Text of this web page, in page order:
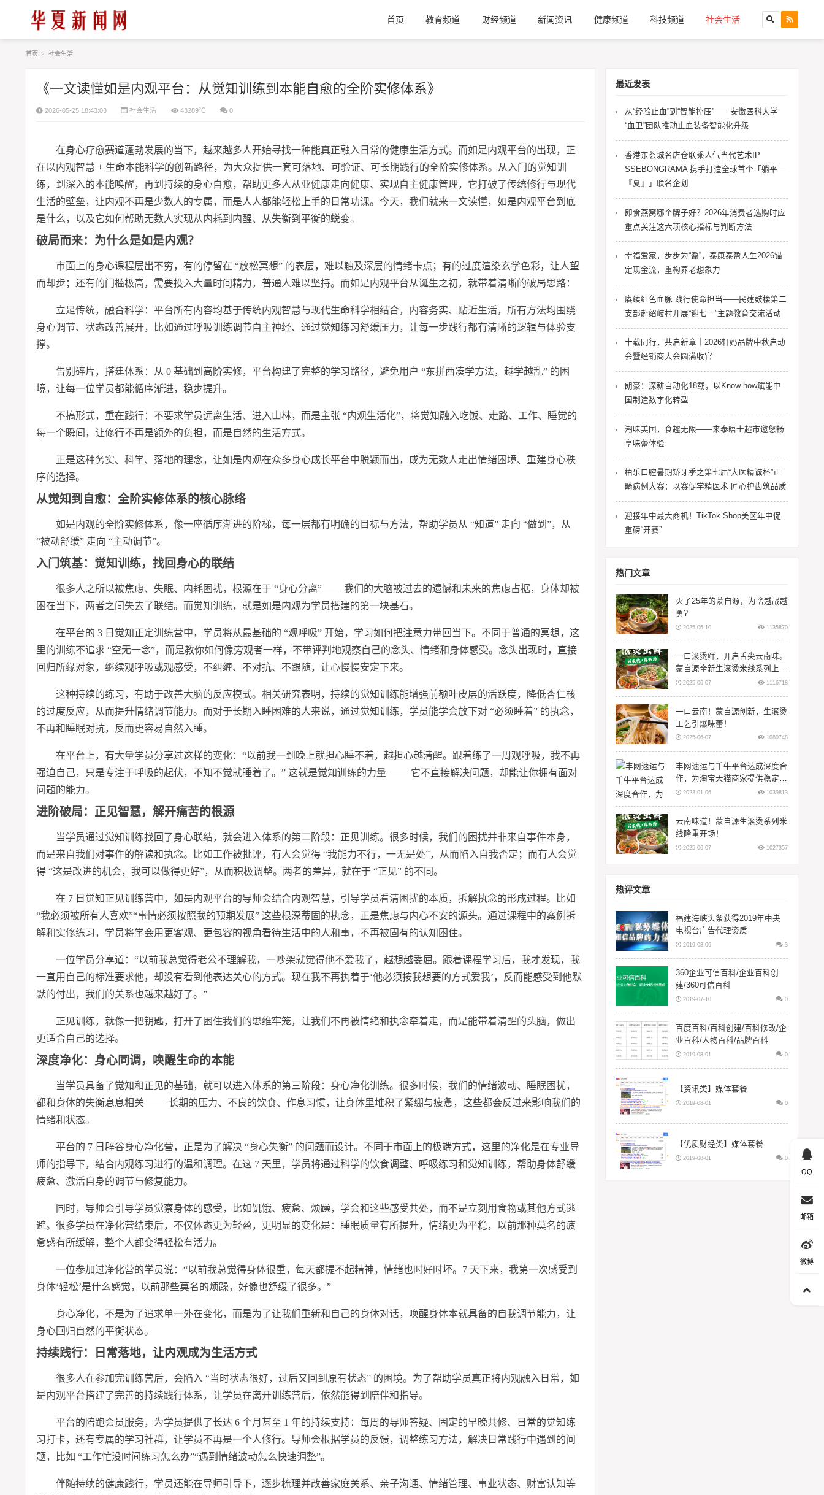
首页 教育频道 财经频道 新闻资讯 健康频道 科技频道 社会生活
首页 > 社会生活
《一文读懂如是内观平台：从觉知训练到本能自愈的全阶实修体系》
2026-05-25 18:43:03 社会生活 43289℃ 0
在身心疗愈赛道蓬勃发展的当下，越来越多人开始寻找一种能真正融入日常的健康生活方式。而如是内观平台的出现，正
在以内观智慧 + 生命本能科学的创新路径，为大众提供一套可落地、可验证、可长期践行的全阶实修体系。从入门的觉知训
练，到深入的本能唤醒，再到持续的身心自愈，帮助更多人从亚健康走向健康、实现自主健康管理，它打破了传统修行与现代
生活的壁垒，让内观不再是少数人的专属，而是人人都能轻松上手的日常功课。今天，我们就来一文读懂，如是内观平台到底
是什么，以及它如何帮助无数人实现从内耗到内醒、从失衡到平衡的蜕变。
破局而来：为什么是如是内观？
市面上的身心课程层出不穷，有的停留在 “放松冥想” 的表层，难以触及深层的情绪卡点；有的过度渲染玄学色彩，让人望
而却步；还有的门槛极高，需要投入大量时间精力，普通人难以坚持。而如是内观平台从诞生之初，就带着清晰的破局思路：
立足传统，融合科学：平台所有内容均基于传统内观智慧与现代生命科学相结合，内容务实、贴近生活，所有方法均围绕
身心调节、状态改善展开，比如通过呼吸训练调节自主神经、通过觉知练习舒缓压力，让每一步践行都有清晰的逻辑与体验支
撑。
告别碎片，搭建体系：从 0 基础到高阶实修，平台构建了完整的学习路径，避免用户 “东拼西凑学方法，越学越乱” 的困
境，让每一位学员都能循序渐进，稳步提升。
不搞形式，重在践行：不要求学员远离生活、进入山林，而是主张 “内观生活化”，将觉知融入吃饭、走路、工作、睡觉的
每一个瞬间，让修行不再是额外的负担，而是自然的生活方式。
正是这种务实、科学、落地的理念，让如是内观在众多身心成长平台中脱颖而出，成为无数人走出情绪困境、重建身心秩
序的选择。
从觉知到自愈：全阶实修体系的核心脉络
如是内观的全阶实修体系，像一座循序渐进的阶梯，每一层都有明确的目标与方法，帮助学员从 “知道” 走向 “做到”，从
“被动舒缓” 走向 “主动调节”。
入门筑基：觉知训练，找回身心的联结
很多人之所以被焦虑、失眠、内耗困扰，根源在于 “身心分离”—— 我们的大脑被过去的遗憾和未来的焦虑占据，身体却被
困在当下，两者之间失去了联结。而觉知训练，就是如是内观为学员搭建的第一块基石。
在平台的 3 日觉知正定训练营中，学员将从最基础的 “观呼吸” 开始，学习如何把注意力带回当下。不同于普通的冥想，这
里的训练不追求 “空无一念”，而是教你如何像旁观者一样，不带评判地观察自己的念头、情绪和身体感受。念头出现时，直接
回归所缘对象，继续观呼吸或观感受，不纠缠、不对抗、不跟随，让心慢慢安定下来。
这种持续的练习，有助于改善大脑的反应模式。相关研究表明，持续的觉知训练能增强前额叶皮层的活跃度，降低杏仁核
的过度反应，从而提升情绪调节能力。而对于长期入睡困难的人来说，通过觉知训练，学员能学会放下对 “必须睡着” 的执念，
不再和睡眠对抗，反而更容易自然入睡。
在平台上，有大量学员分享过这样的变化：“以前我一到晚上就担心睡不着，越担心越清醒。跟着练了一周观呼吸，我不再
强迫自己，只是专注于呼吸的起伏，不知不觉就睡着了。” 这就是觉知训练的力量 —— 它不直接解决问题，却能让你拥有面对
问题的能力。
进阶破局：正见智慧，解开痛苦的根源
当学员通过觉知训练找回了身心联结，就会进入体系的第二阶段：正见训练。很多时候，我们的困扰并非来自事件本身，
而是来自我们对事件的解读和执念。比如工作被批评，有人会觉得 “我能力不行，一无是处”，从而陷入自我否定；而有人会觉
得 “这是改进的机会，我可以做得更好”，从而积极调整。两者的差异，就在于 “正见” 的不同。
在 7 日觉知正见训练营中，如是内观平台的导师会结合内观智慧，引导学员看清困扰的本质，拆解执念的形成过程。比如
“我必须被所有人喜欢”“事情必须按照我的预期发展” 这些根深蒂固的执念，正是焦虑与内心不安的源头。通过课程中的案例拆
解和实修练习，学员将学会用更客观、更包容的视角看待生活中的人和事，不再被固有的认知困住。
一位学员分享道：“以前我总觉得老公不理解我，一吵架就觉得他不爱我了，越想越委屈。跟着课程学习后，我才发现，我
一直用自己的标准要求他，却没有看到他表达关心的方式。现在我不再执着于‘他必须按我想要的方式爱我’，反而能感受到他默
默的付出，我们的关系也越来越好了。”
正见训练，就像一把钥匙，打开了困住我们的思维牢笼，让我们不再被情绪和执念牵着走，而是能带着清醒的头脑，做出
更适合自己的选择。
深度净化：身心同调，唤醒生命的本能
当学员具备了觉知和正见的基础，就可以进入体系的第三阶段：身心净化训练。很多时候，我们的情绪波动、睡眠困扰，
都和身体的失衡息息相关 —— 长期的压力、不良的饮食、作息习惯，让身体里堆积了紧绷与疲惫，这些都会反过来影响我们的
情绪和状态。
平台的 7 日辟谷身心净化营，正是为了解决 “身心失衡” 的问题而设计。不同于市面上的极端方式，这里的净化是在专业导
师的指导下，结合内观练习进行的温和调理。在这 7 天里，学员将通过科学的饮食调整、呼吸练习和觉知训练，帮助身体舒缓
疲惫、激活自身的调节与修复能力。
同时，导师会引导学员觉察身体的感受，比如饥饿、疲惫、烦躁，学会和这些感受共处，而不是立刻用食物或其他方式逃
避。很多学员在净化营结束后，不仅体态更为轻盈，更明显的变化是：睡眠质量有所提升，情绪更为平稳，以前那种莫名的疲
惫感有所缓解，整个人都变得轻松有活力。
一位参加过净化营的学员说：“以前我总觉得身体很重，每天都提不起精神，情绪也时好时坏。7 天下来，我第一次感受到
身体‘轻松’是什么感觉，以前那些莫名的烦躁，好像也舒缓了很多。”
身心净化，不是为了追求单一外在变化，而是为了让我们重新和自己的身体对话，唤醒身体本就具备的自我调节能力，让
身心回归自然的平衡状态。
持续践行：日常落地，让内观成为生活方式
很多人在参加完训练营后，会陷入 “当时状态很好，过后又回到原有状态” 的困境。为了帮助学员真正将内观融入日常，如
是内观平台搭建了完善的持续践行体系，让学员在离开训练营后，依然能得到陪伴和指导。
平台的陪跑会员服务，为学员提供了长达 6 个月甚至 1 年的持续支持：每周的导师答疑、固定的早晚共修、日常的觉知练
习打卡，还有专属的学习社群，让学员不再是一个人修行。导师会根据学员的反馈，调整练习方法，解决日常践行中遇到的问
题，比如 “工作忙没时间练习怎么办”“遇到情绪波动怎么快速调整”。
伴随持续的健康践行，学员还能在导师引导下，逐步梳理并改善家庭关系、亲子沟通、情绪管理、事业状态、财富认知等
最近发表
从“经验止血”到“智能控压”——安徽医科大学
“血卫”团队推动止血装备智能化升级
香港东荟城名店仓联乘人气当代艺术IP
SSEBONGRAMA 携手打造全球首个「躺平一
『夏』」联名企划
即食燕窝哪个牌子好？2026年消费者选购时应
重点关注这六项核心指标与判断方法
幸福爱家，步步为“盈”，泰康泰盈人生2026锚
定现金流，重构养老想象力
赓续红色血脉 践行使命担当——民建鼓楼第二
支部赴绍岐村开展“迎七一”主题教育交流活动
十载同行，共启新章｜2026轩妈品牌中秋启动
会暨经销商大会圆满收官
朗豪：深耕自动化18载，以Know-how赋能中
国制造数字化转型
潮味美国，食趣无限——来泰晤士超市邀您畅
享味蕾体验
柏乐口腔暑期矫牙季之第七届“大医精诚杯”正
畸病例大赛：以赛促学精医术 匠心护齿筑品质
迎接年中最大商机！TikTok Shop美区年中促
重磅“开赛”
热门文章
火了25年的蒙自源，为啥越战越
勇?
2025-06-10 1135870
一口滚烫鲜，开启舌尖云南味。
蒙自源全新生滚烫米线系列上
线！2025-06-07 1116718
一口云南！蒙自源创新，生滚烫
工艺引爆味蕾！
2025-06-07 1080748
丰网速运与千牛平台达成深度合
作，为淘宝天猫商家提供稳定物
流服务
2023-01-06 1039813
云南味道！蒙自源生滚烫系列米
线隆重开场！
2025-06-07 1027357
热评文章
福建海峡头条获得2019年中央
电视台广告代理资质
2019-08-06 3
360企业可信百科/企业百科创
建/360可信百科
2019-07-10 0
百度百科/百科创建/百科修改/企
业百科/人物百科/品牌百科
2019-08-01 0
【资讯类】媒体套餐
2019-08-01 0
【优质财经类】媒体套餐
2019-08-01 0
QQ
邮箱
微博